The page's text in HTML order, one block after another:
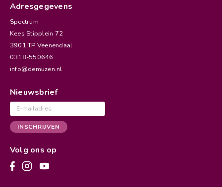
Adresgegevens
Spectrum
Kees Stipplein 72
3901 TP Veenendaal
0318-550646
info@demuzen.nl
Nieuwsbrief
E-
mailadres
INSCHRIJVEN
Volg ons op